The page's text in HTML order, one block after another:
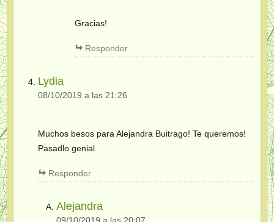
Gracias!
Responder
Lydia
08/10/2019 a las 21:26
Muchos besos para Alejandra Buitrago! Te queremos!
Pasadlo genial.
Responder
Alejandra